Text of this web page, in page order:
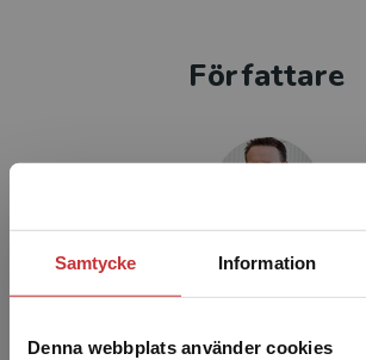
Samtycke Information
Denna webbplats använder cookies
Författare
Jonas Stier, sociolog och professor i